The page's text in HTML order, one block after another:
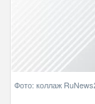
Фото: коллаж